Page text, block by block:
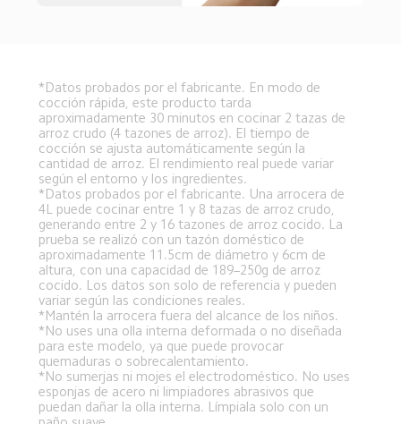
*Datos probados por el fabricante. En modo de
cocción rápida, este producto tarda
aproximadamente 30 minutos en cocinar 2 tazas de
arroz crudo (4 tazones de arroz). El tiempo de
cocción se ajusta automáticamente según la
cantidad de arroz. El rendimiento real puede variar
según el entorno y los ingredientes.
*Datos probados por el fabricante. Una arrocera de
4L puede cocinar entre 1 y 8 tazas de arroz crudo,
generando entre 2 y 16 tazones de arroz cocido. La
prueba se realizó con un tazón doméstico de
aproximadamente 11.5cm de diámetro y 6cm de
altura, con una capacidad de 189–250g de arroz
cocido. Los datos son solo de referencia y pueden
variar según las condiciones reales.
*Mantén la arrocera fuera del alcance de los niños.
*No uses una olla interna deformada o no diseñada
para este modelo, ya que puede provocar
quemaduras o sobrecalentamiento.
*No sumerjas ni mojes el electrodoméstico. No uses
esponjas de acero ni limpiadores abrasivos que
puedan dañar la olla interna. Límpiala solo con un